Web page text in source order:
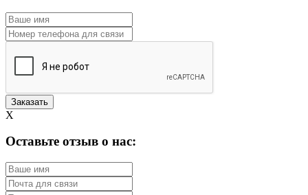
X
Оставьте отзыв о нас: